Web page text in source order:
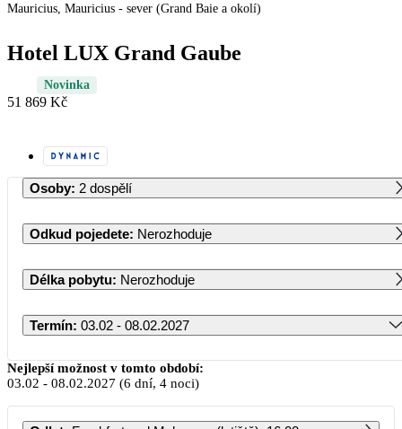
Mauricius, Mauricius - sever (Grand Baie a okolí)
Hotel LUX Grand Gaube
Novinka
51 869 Kč
Osoby: 2 dospělí
Odkud pojedete: Nerozhoduje
Délka pobytu: Nerozhoduje
Termín: 03.02 - 08.02.2027
Únor 2027
PO ÚT ST ČT PÁ SO NE
Nejlepší možnost v tomto období:
03.02 - 08.02.2027 (6 dní, 4 noci)